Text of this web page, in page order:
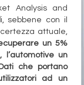
Analysis and
i, sebbene con il
attuale,
un 5%
un
che portano
ad un